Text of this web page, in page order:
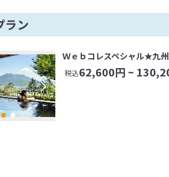
ラン
Ｗｅｂコレスペシャル★
税込62,600円 ~